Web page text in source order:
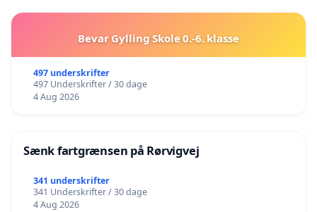
Bevar Gylling Skole 0.-6. klasse
497 underskrifter
497 Underskrifter / 30 dage
4 Aug 2026
Sænk fartgrænsen på Rørvigvej
341 underskrifter
341 Underskrifter / 30 dage
4 Aug 2026